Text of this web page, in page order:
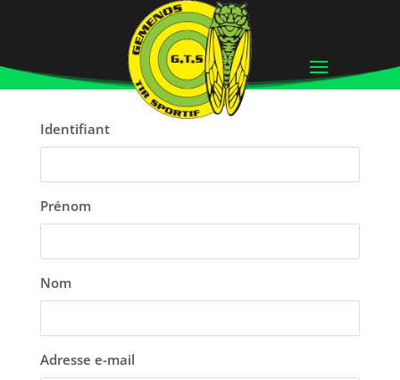
S’inscrire
Identifiant
Prénom
Nom
Adresse e-mail